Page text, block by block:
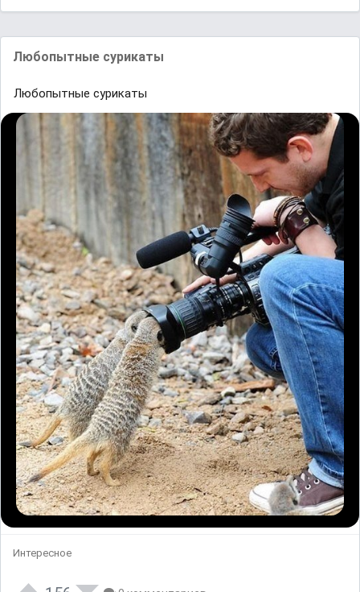
Любопытные сурикаты
Любопытные сурикаты
Интересное